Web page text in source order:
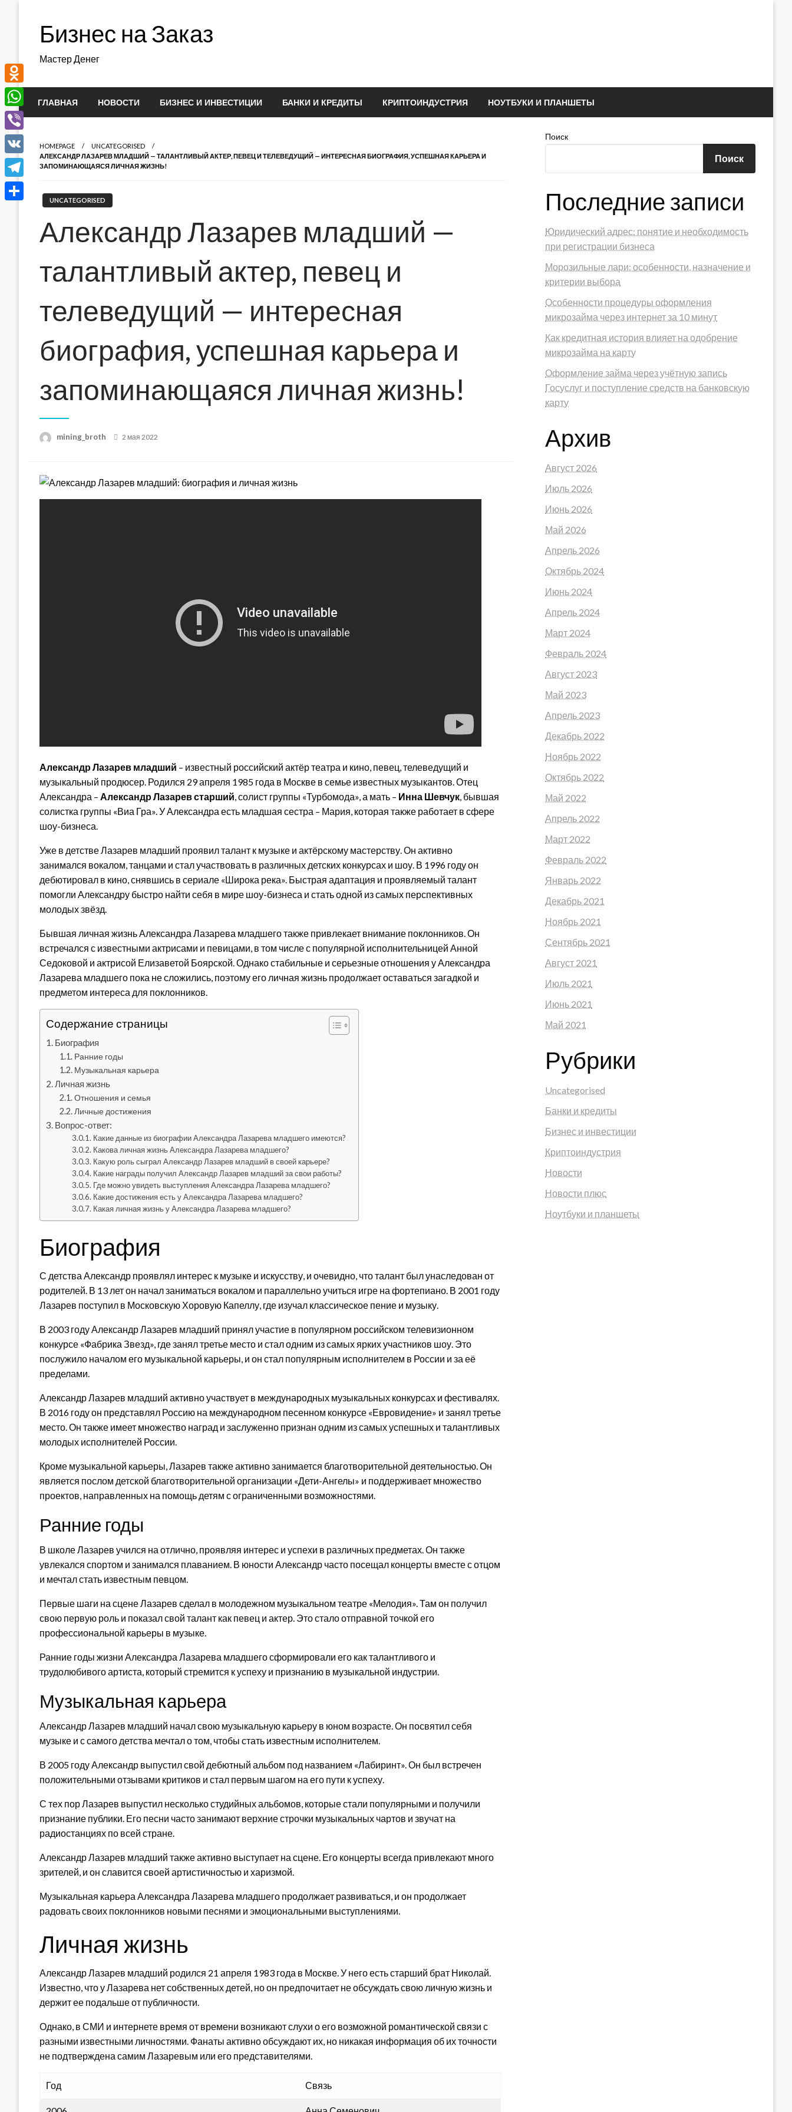
содержимомуБизнес на Заказ
Мастер Денег
ГЛАВНАЯ НОВОСТИ БИЗНЕС И ИНВЕСТИЦИИ БАНКИ И КРЕДИТЫ КРИПТОИНДУСТРИЯ НОУТБУКИ И ПЛАНШЕТЫ
HOMEPAGE
UNCATEGORISED
АЛЕКСАНДР ЛАЗАРЕВ МЛАДШИЙ — ТАЛАНТЛИВЫЙ АКТЕР, ПЕВЕЦ И ТЕЛЕВЕДУЩИЙ — ИНТЕРЕСНАЯ БИОГРАФИЯ, УСПЕШНАЯ КАРЬЕРА И
ЗАПОМИНАЮЩАЯСЯ ЛИЧНАЯ ЖИЗНЬ!
UNCATEGORISED
Александр Лазарев младший —
талантливый актер, певец и
телеведущий — интересная
биография, успешная карьера и
запоминающаяся личная жизнь!
mining_broth
Posted
2 мая 2022
Александр Лазарев младший – известный российский актёр театра и кино, певец, телеведущий и
музыкальный продюсер. Родился 29 апреля 1985 года в Москве в семье известных музыкантов. Отец
Александра – Александр Лазарев старший, солист группы «Турбомода», а мать – Инна Шевчук, бывшая
солистка группы «Виа Гра». У Александра есть младшая сестра – Мария, которая также работает в сфере
шоу-бизнеса.
Уже в детстве Лазарев младший проявил талант к музыке и актёрскому мастерству. Он активно
занимался вокалом, танцами и стал участвовать в различных детских конкурсах и шоу. В 1996 году он
дебютировал в кино, снявшись в сериале «Широка река». Быстрая адаптация и проявляемый талант
помогли Александру быстро найти себя в мире шоу-бизнеса и стать одной из самых перспективных
молодых звёзд.
Бывшая личная жизнь Александра Лазарева младшего также привлекает внимание поклонников. Он
встречался с известными актрисами и певицами, в том числе с популярной исполнительницей Анной
Седоковой и актрисой Елизаветой Боярской. Однако стабильные и серьезные отношения у Александра
Лазарева младшего пока не сложились, поэтому его личная жизнь продолжает оставаться загадкой и
предметом интереса для поклонников.
Содержание страницы
Биография
Ранние годы
Музыкальная карьера
Личная жизнь
Отношения и семья
Личные достижения
Вопрос-ответ:
Какие данные из биографии Александра Лазарева младшего имеются?
Какова личная жизнь Александра Лазарева младшего?
Какую роль сыграл Александр Лазарев младший в своей карьере?
Какие награды получил Александр Лазарев младший за свои работы?
Где можно увидеть выступления Александра Лазарева младшего?
Какие достижения есть у Александра Лазарева младшего?
Какая личная жизнь у Александра Лазарева младшего?
Биография
С детства Александр проявлял интерес к музыке и искусству, и очевидно, что талант был унаследован от
родителей. В 13 лет он начал заниматься вокалом и параллельно учиться игре на фортепиано. В 2001 году
Лазарев поступил в Московскую Хоровую Капеллу, где изучал классическое пение и музыку.
В 2003 году Александр Лазарев младший принял участие в популярном российском телевизионном
конкурсе «Фабрика Звезд», где занял третье место и стал одним из самых ярких участников шоу. Это
послужило началом его музыкальной карьеры, и он стал популярным исполнителем в России и за её
пределами.
Александр Лазарев младший активно участвует в международных музыкальных конкурсах и фестивалях.
В 2016 году он представлял Россию на международном песенном конкурсе «Евровидение» и занял третье
место. Он также имеет множество наград и заслуженно признан одним из самых успешных и талантливых
молодых исполнителей России.
Кроме музыкальной карьеры, Лазарев также активно занимается благотворительной деятельностью. Он
является послом детской благотворительной организации «Дети-Ангелы» и поддерживает множество
проектов, направленных на помощь детям с ограниченными возможностями.
Ранние годы
В школе Лазарев учился на отлично, проявляя интерес и успехи в различных предметах. Он также
увлекался спортом и занимался плаванием. В юности Александр часто посещал концерты вместе с отцом
и мечтал стать известным певцом.
Первые шаги на сцене Лазарев сделал в молодежном музыкальном театре «Мелодия». Там он получил
свою первую роль и показал свой талант как певец и актер. Это стало отправной точкой его
профессиональной карьеры в музыке.
Ранние годы жизни Александра Лазарева младшего сформировали его как талантливого и
трудолюбивого артиста, который стремится к успеху и признанию в музыкальной индустрии.
Музыкальная карьера
Александр Лазарев младший начал свою музыкальную карьеру в юном возрасте. Он посвятил себя
музыке и с самого детства мечтал о том, чтобы стать известным исполнителем.
В 2005 году Александр выпустил свой дебютный альбом под названием «Лабиринт». Он был встречен
положительными отзывами критиков и стал первым шагом на его пути к успеху.
С тех пор Лазарев выпустил несколько студийных альбомов, которые стали популярными и получили
признание публики. Его песни часто занимают верхние строчки музыкальных чартов и звучат на
радиостанциях по всей стране.
Александр Лазарев младший также активно выступает на сцене. Его концерты всегда привлекают много
зрителей, и он славится своей артистичностью и харизмой.
Музыкальная карьера Александра Лазарева младшего продолжает развиваться, и он продолжает
радовать своих поклонников новыми песнями и эмоциональными выступлениями.
Личная жизнь
Александр Лазарев младший родился 21 апреля 1983 года в Москве. У него есть старший брат Николай.
Известно, что у Лазарева нет собственных детей, но он предпочитает не обсуждать свою личную жизнь и
держит ее подальше от публичности.
Однако, в СМИ и интернете время от времени возникают слухи о его возможной романтической связи с
разными известными личностями. Фанаты активно обсуждают их, но никакая информация об их точности
не подтверждена самим Лазаревым или его представителями.
Год Связь
Поиск
Поиск
Последние записи
Юридический адрес: понятие и необходимость
при регистрации бизнеса
Морозильные лари: особенности, назначение и
критерии выбора
Особенности процедуры оформления
микрозайма через интернет за 10 минут
Как кредитная история влияет на одобрение
микрозайма на карту
Оформление займа через учётную запись
Госуслуг и поступление средств на банковскую
карту
Архив
Август 2026
Июль 2026
Июнь 2026
Май 2026
Апрель 2026
Октябрь 2024
Июнь 2024
Апрель 2024
Март 2024
Февраль 2024
Август 2023
Май 2023
Апрель 2023
Декабрь 2022
Ноябрь 2022
Октябрь 2022
Май 2022
Апрель 2022
Март 2022
Февраль 2022
Январь 2022
Декабрь 2021
Ноябрь 2021
Сентябрь 2021
Август 2021
Июль 2021
Июнь 2021
Май 2021
Рубрики
Uncategorised
Банки и кредиты
Бизнес и инвестиции
Криптоиндустрия
Новости
Новости плюс
Ноутбуки и планшеты
Odnoklassniki
WhatsApp
Viber
VK
Telegram
Отправить